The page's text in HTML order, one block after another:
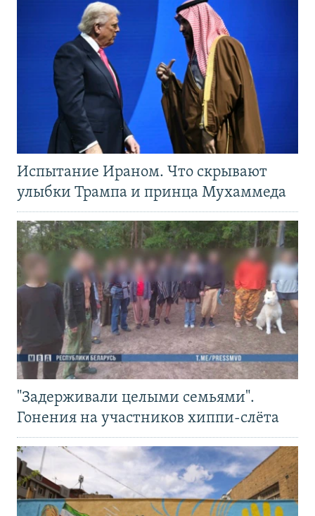
Испытание Ираном. Что скрывают
улыбки Трампа и принца Мухаммеда
"Задерживали целыми семьями".
Гонения на участников хиппи-слёта